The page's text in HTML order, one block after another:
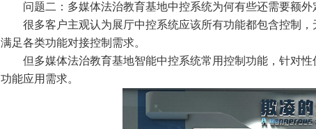
问题二：多媒体法治教育基地中控系统为何有些还需要额外
很多客户主观认为展厅中控系统应该所有功能都包含控制，
满足各类功能对接控制需求。
但多媒体法治教育基地智能中控系统常用控制功能，针对性
功能应用需求。